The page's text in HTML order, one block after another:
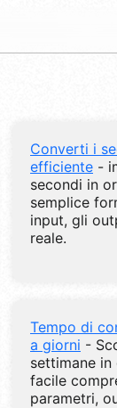
Converti i
efficiente -
secondi in
semplice
input, gli
reale.
Tempo di
a giorni -
settimane
facile
parametri,